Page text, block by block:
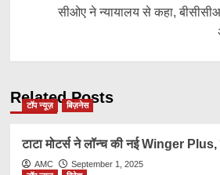
सीओए ने न्यायालय से कहा,
Related Posts
टॉप न्यूज़ बिज़नेस
टाटा मोटर्स ने लॉन्च की नई Winger
AMC
September 1, 2025